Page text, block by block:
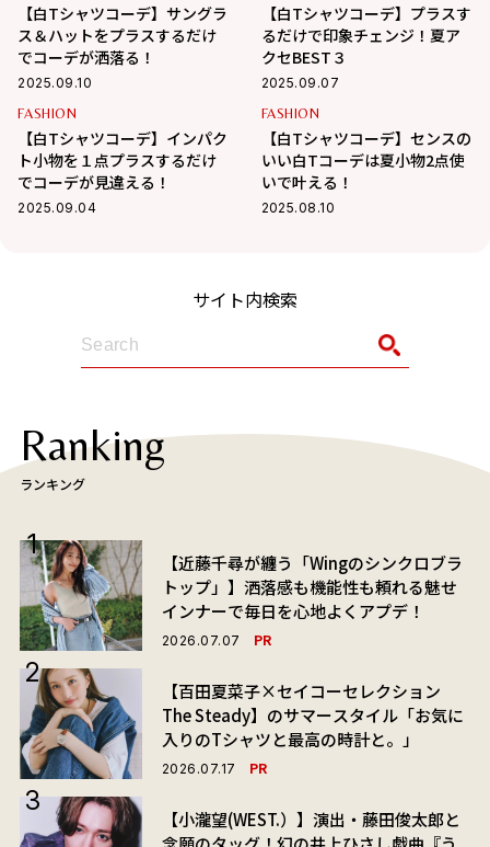
【白Tシャツコーデ】サングラ
ス＆ハットをプラスするだけ
でコーデが洒落る！
2025.09.10
【白Tシャツコーデ】プラスす
るだけで印象チェンジ！夏ア
クセBEST３
2025.09.07
FASHION
【白Tシャツコーデ】インパク
ト小物を１点プラスするだけ
でコーデが見違える！
2025.09.04
FASHION
【白Tシャツコーデ】センスの
いい白Tコーデは夏小物2点使
いで叶える！
2025.08.10
サイト内検索
Ranking
ランキング
【近藤千尋が纏う「Wingのシンクロブラ
トップ」】洒落感も機能性も頼れる魅せ
インナーで毎日を心地よくアプデ！
2026.07.07 PR
【百田夏菜子×セイコーセレクション
The Steady】のサマースタイル「お気に
入りのTシャツと最高の時計と。」
2026.07.17 PR
【小瀧望(WEST.）】演出・藤田俊太郎と